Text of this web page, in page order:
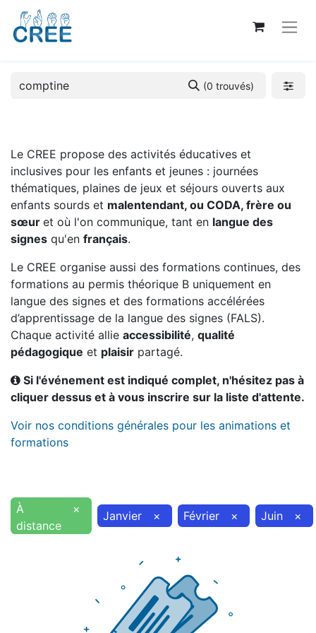
(0 trouvés)
Le CREE propose des activités éducatives et
inclusives pour les enfants et jeunes : journées
thématiques, plaines de jeux et séjours ouverts aux
enfants sourds et malentendant, ou CODA, frère ou
sœur et où l'on communique, tant en langue des
signes qu'en français.
Le CREE organise aussi des formations continues, des
formations au permis théorique B uniquement en
langue des signes et des formations accélérées
d’apprentissage de la langue des signes (FALS).
Chaque activité allie accessibilité, qualité
pédagogique et plaisir partagé.
Si l'événement est indiqué complet, n'hésitez pas à
cliquer dessus et à vous inscrire sur la liste d'attente.
Voir nos conditions générales pour les animations et
formations
À
distance
× Janvier × Février × Juin ×